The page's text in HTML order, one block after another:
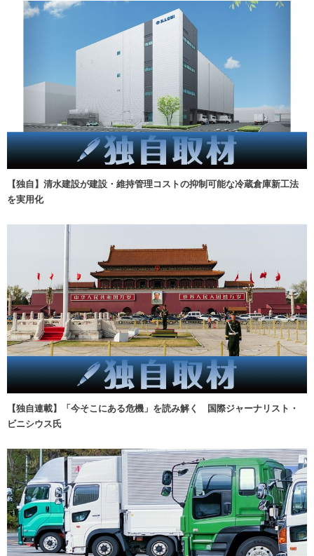
【独自】清水建設が建設・維持管理コストの抑制可能な冷蔵倉庫新工法
を実用化
【独自連載】「今そこにある危機」を読み解く 国際ジャーナリスト・
ビニシウス氏